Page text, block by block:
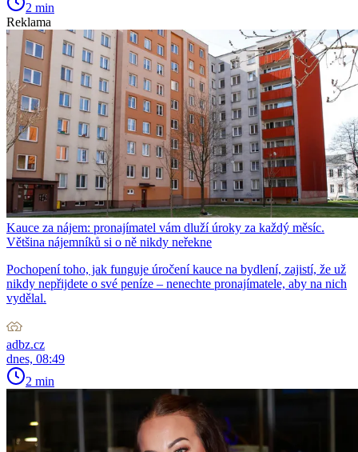
2 min
Reklama
Kauce za nájem: pronajímatel vám dluží úroky za každý měsíc.
Většina nájemníků si o ně nikdy neřekne
Pochopení toho, jak funguje úročení kauce na bydlení, zajistí, že už
nikdy nepřijdete o své peníze – nenechte pronajímatele, aby na nich
vydělal.
adbz.cz
dnes, 08:49
2 min